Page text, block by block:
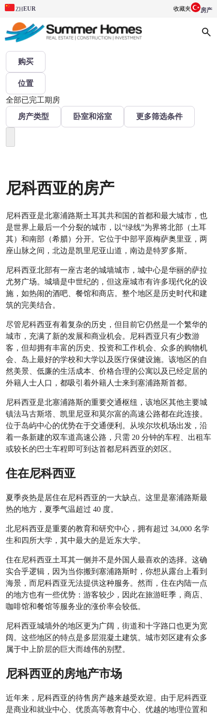
ZHEUR 收藏夹 房产
购买
位置
全部已完工期房
房产类型 卧室和浴室 更多筛选条件
尼科西亚的房产
尼科西亚是北塞浦路斯土耳其共和国的首都和最大城市，也
是世界上最后一个分裂的城市，以“绿线”为界将北部（土耳
其）和南部（希腊）分开。它位于中部平原梅萨奥里亚，两
座山脉之间，北边是凯里尼亚山道，南边是特罗多斯。
尼科西亚北部有一座古老的城墙城市，城中心是华丽的萨拉
尤努广场。城墙是中世纪的，但这座城市有许多现代化的设
施，如热闹的酒吧、餐馆和商店。整个地区是历史时代和建
筑的完美结合。
尽管尼科西亚有着复杂的历史，但目前它仍然是一个繁华的
城市，充满了新的发展和商业机会。尼科西亚只有少数游
客，但却拥有丰富的历史、投资和工作机会、众多的购物机
会、岛上最好的学校和大学以及医疗保健设施。该地区的自
然美景、低廉的生活成本、价格合理的公寓以及已经定居的
外籍人士人口，都吸引着外籍人士来到塞浦路斯首都。
尼科西亚是北塞浦路斯的重要交通枢纽，该地区其他主要城
镇法马古斯塔、凯里尼亚和莫尔富的高速公路都在此连接。
位于岛屿中心的优势在于交通便利。从埃尔坎机场出发，沿
着一条新建的双车道高速公路，只需 20 分钟的车程、出租车
或较长的巴士车程即可到达首都尼科西亚的郊区。
住在尼科西亚
夏季炎热是居住在尼科西亚的一大缺点。这里是塞浦路斯最
热的地方，夏季气温超过 40 度。
北尼科西亚是重要的教育和研究中心，拥有超过 34,000 名学
生和四所大学，其中最大的是近东大学。
住在尼科西亚土耳其一侧并不是外国人最喜欢的选择。这确
实合乎逻辑，因为当你搬到塞浦路斯时，你想从露台上看到
海景，而尼科西亚无法提供这种服务。然而，住在内陆一点
的地方也有一些优势：游客较少，因此在旅游旺季，商店、
咖啡馆和餐馆等服务业的涨价率会较低。
尼科西亚城墙外的地区更为广阔，街道和十字路口也更为宽
阔。这些地区的特点是多层混凝土建筑。城市郊区建有众多
属于中上阶层的巨大而雄伟的别墅。
尼科西亚的房地产市场
近年来，尼科西亚的待售房产越来越受欢迎。由于尼科西亚
是商业和就业中心、优质高等教育中心、优越的地理位置和